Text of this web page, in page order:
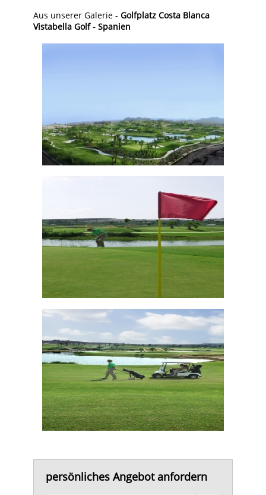
Aus unserer Galerie - Golfplatz Costa Blanca
Vistabella Golf - Spanien
persönliches Angebot anfordern